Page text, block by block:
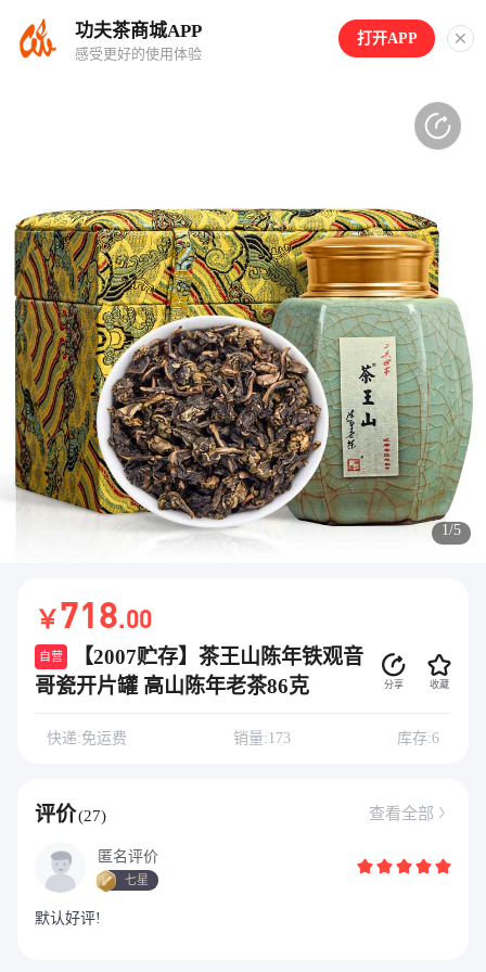
功夫茶商城APP
感受更好的使用体验
打开APP
1/5
￥718.00
自营
【2007贮存】茶王山陈年铁观音
哥瓷开片罐 高山陈年老茶86克
分享 收藏
快递:免运费 销量:173 库存:6
评价(27) 查看全部
匿名评价
七星
默认好评!
(3s)
(3s)